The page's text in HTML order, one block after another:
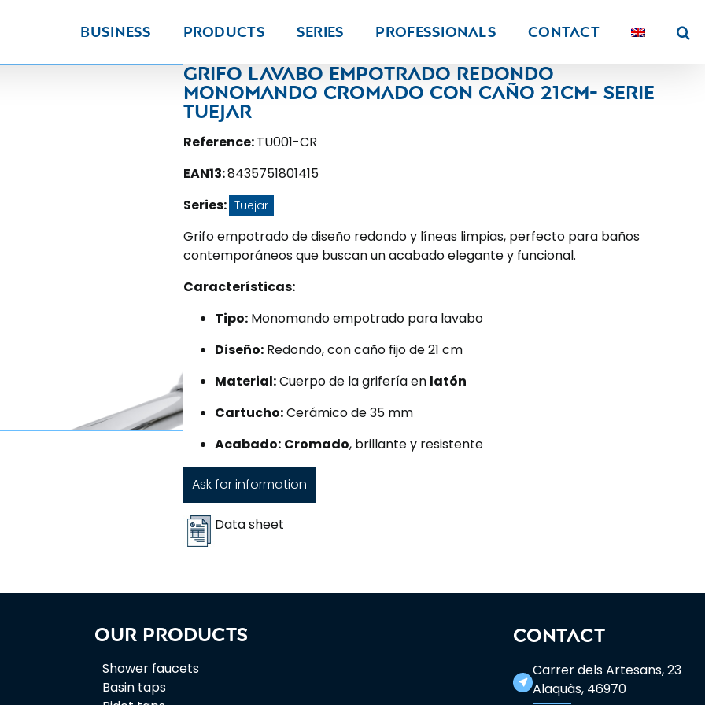
Business Products Series PROFESSIONALS Contact
Grifo lavabo empotrado redondo
monomando cromado con caño 21CM- Serie
Tuejar
Reference:TU001-CR
EAN13:8435751801415
Series: Tuejar
Grifo empotrado de diseño redondo y líneas limpias, perfecto para baños
contemporáneos que buscan un acabado elegante y funcional.
Características:
Tipo: Monomando empotrado para lavabo
Diseño: Redondo, con caño fijo de 21 cm
Material:Cuerpo de la grifería en latón
Cartucho:Cerámico de 35 mm
Acabado: Cromado, brillante y resistente
Ask for information
Data sheet
Our products
Shower faucets
Basin taps
CONTACT
near_me
Carrer dels Artesans, 23
Alaquàs, 46970